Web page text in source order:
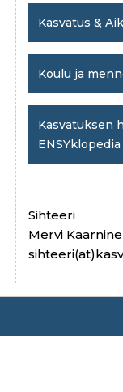
Kasvatus &
Koulu ja
Kasvatuksen
ENSYklopedia
Sihteeri
Mervi